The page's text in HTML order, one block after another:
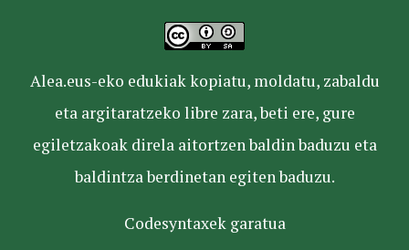
Alea.eus-eko edukiak kopiatu, moldatu, zabaldu
eta argitaratzeko libre zara, beti ere, gure
egiletzakoak direla aitortzen baldin baduzu eta
baldintza berdinetan egiten baduzu.
Codesyntaxek garatua